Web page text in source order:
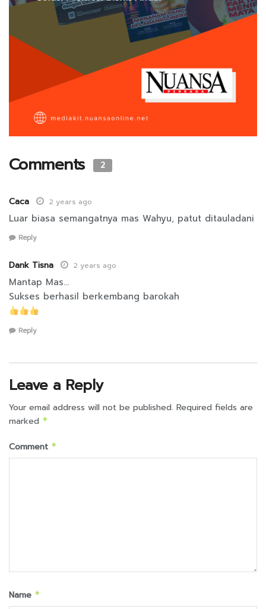
Comments 2
Caca 2 years ago
Luar biasa semangatnya mas Wahyu, patut ditauladani
Reply
Dank Tisna 2 years ago
Mantap Mas…
Sukses berhasil berkembang barokah
Reply
Leave a Reply
Your email address will not be published. Required fields are
marked *
Comment *
Name *